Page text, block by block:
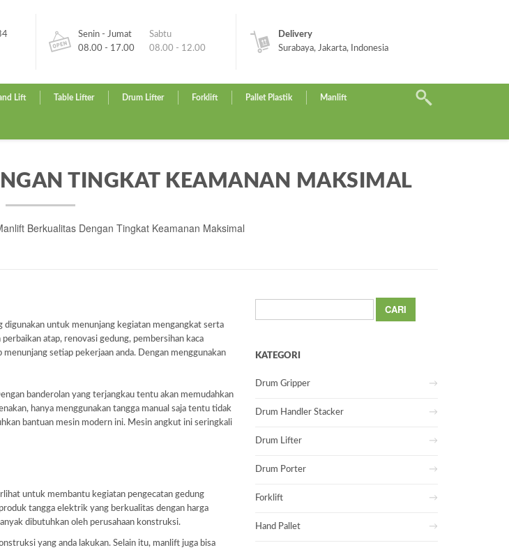
Senin - Jumat
08.00 - 17.00
Sabtu
08.00 - 12.00
Delivery
Surabaya, Jakarta, Indonesia
Lift Table Lifter Drum Lifter Forklift Pallet Plastik Manlift
TINGKAT KEAMANAN MAKSIMAL
Berkualitas Dengan Tingkat Keamanan Maksimal
digunakan untuk menunjang kegiatan mengangkat serta
atap, renovasi gedung, pembersihan kaca
setiap pekerjaan anda. Dengan menggunakan
banderolan yang terjangkau tentu akan memudahkan
hanya menggunakan tangga manual saja tentu tidak
bantuan mesin modern ini. Mesin angkut ini seringkali
untuk membantu kegiatan pengecatan gedung
tangga elektrik yang berkualitas dengan harga
dibutuhkan oleh perusahaan konstruksi.
yang anda lakukan. Selain itu, manlift juga bisa
untuk:
KATEGORI
Drum Gripper
Drum Handler Stacker
Drum Lifter
Drum Porter
Forklift
Hand Pallet